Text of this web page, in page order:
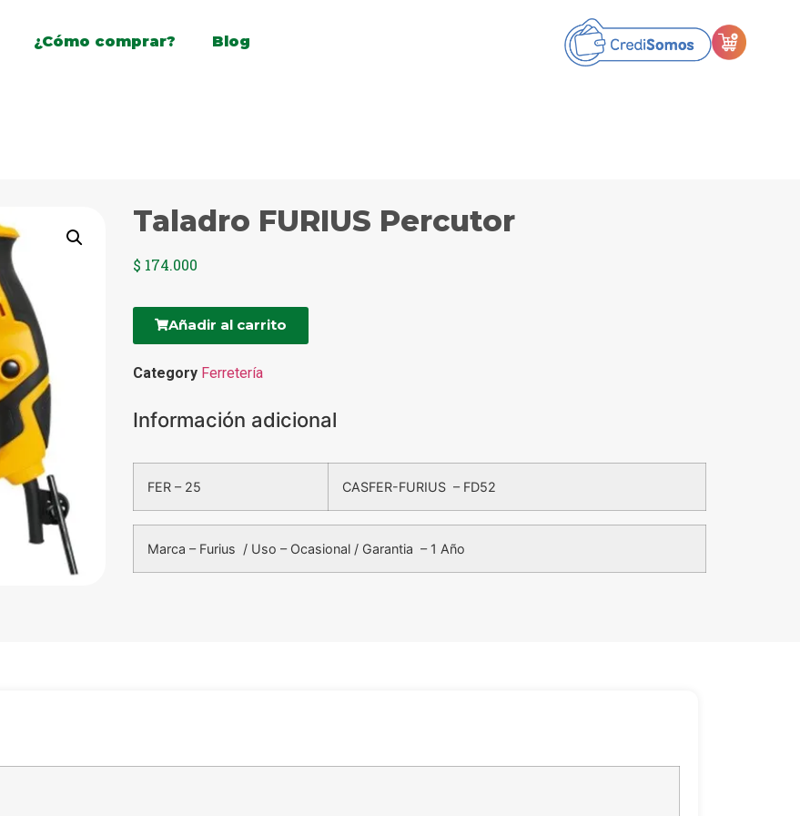
¿Cómo comprar? Blog
Taladro FURIUS Percutor
$ 174.000
Añadir al carrito
Category Ferretería
Información adicional
FER – 25 CASFER-FURIUS – FD52
Marca – Furius / Uso – Ocasional / Garantia – 1 Año